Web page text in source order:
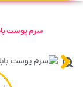
سرم پوست